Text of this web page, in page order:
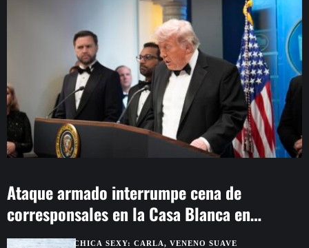
Ataque armado interrumpe cena de
corresponsales en la Casa Blanca en
WashingtonCHICA SEXY: CARLA, VENENO SUAVE